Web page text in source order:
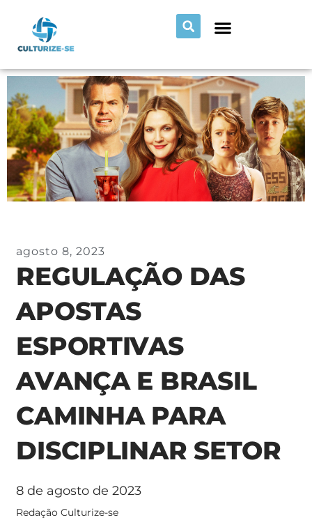
agosto 8, 2023
REGULAÇÃO DAS
APOSTAS
ESPORTIVAS
AVANÇA E BRASIL
CAMINHA PARA
DISCIPLINAR SETOR
8 de agosto de 2023
Redação Culturize-se